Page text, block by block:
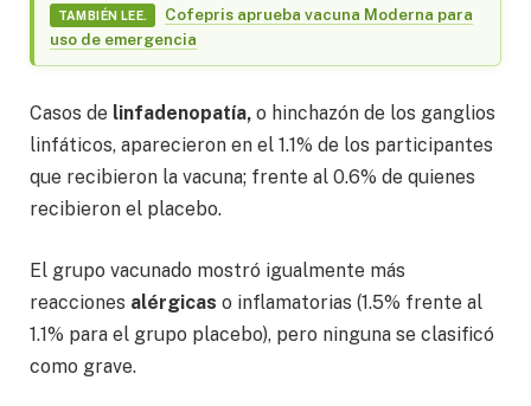
TAMBIÉN LEE.
Cofepris aprueba vacuna Moderna para
uso de emergencia
Casos de linfadenopatía, o hinchazón de los ganglios
linfáticos, aparecieron en el 1.1% de los participantes
que recibieron la vacuna; frente al 0.6% de quienes
recibieron el placebo.
El grupo vacunado mostró igualmente más
reacciones alérgicas o inflamatorias (1.5% frente al
1.1% para el grupo placebo), pero ninguna se clasificó
como grave.